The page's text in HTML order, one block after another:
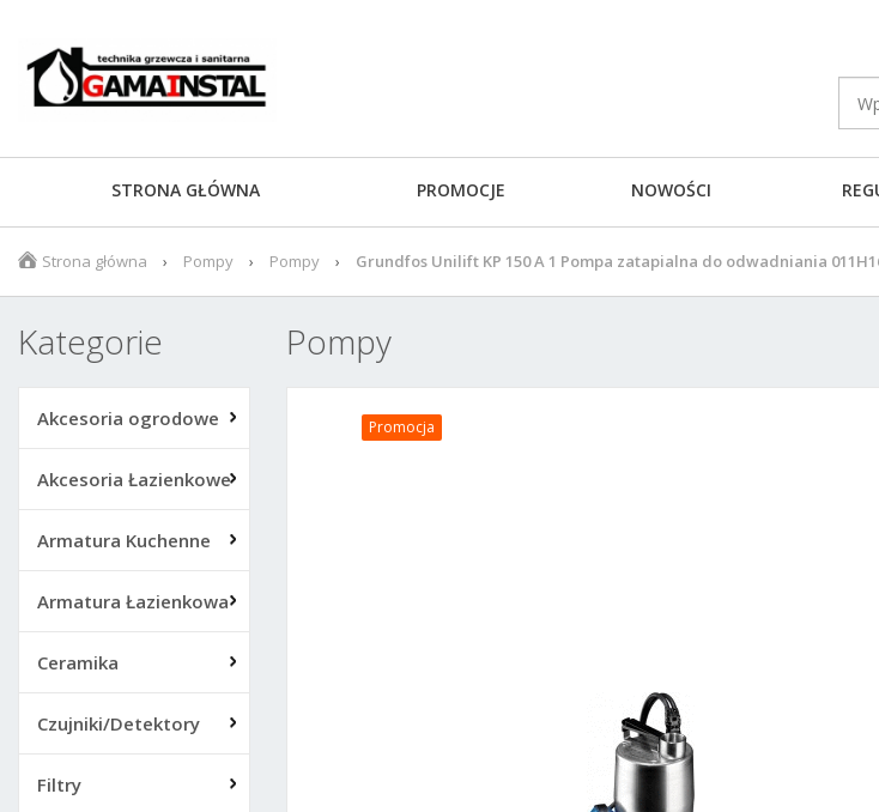
STRONA GŁÓWNA PROMOCJE NOWOŚCI
Strona główna Pompy Pompy Grundfos Unilift KP 150 A 1 Pompa zatapialna do odwadniania
Kategorie
Akcesoria ogrodowe
Akcesoria Łazienkowe
Armatura Kuchenne
Armatura Łazienkowa
Ceramika
Czujniki/Detektory
Filtry
Pompy
Promocja